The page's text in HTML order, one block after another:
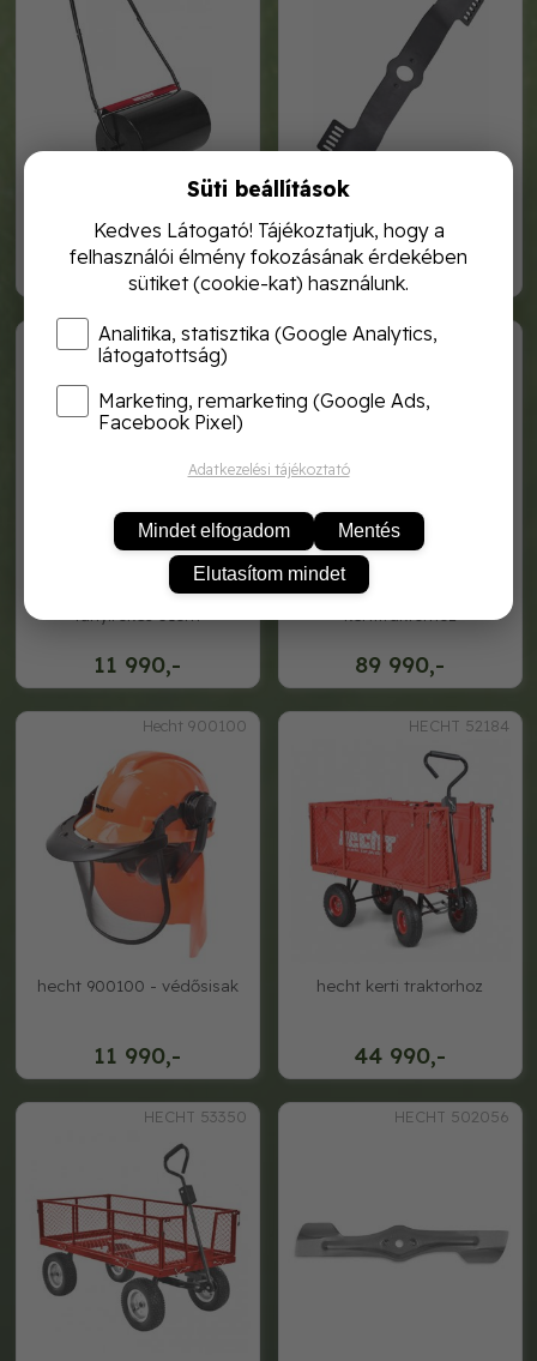
23 990,-
hecht 501 - fűhenger
10 990,-
hecht 502046 - turbo
fűnyírókés 46cm
Hecht 502051
11 990,-
hecht 502051 - turbo
Hecht 53080
89 990,-
hecht 53080 - utánfutó
Hecht 900100
11 990,-
hecht 900100 - védősisak
HECHT 52184
44 990,-
hecht kerti traktorhoz
HECHT 53350 HECHT 502056
Süti beállítások
Kedves Látogató! Tájékoztatjuk, hogy a
felhasználói élmény fokozásának érdekében
sütiket (cookie-kat) használunk.
Analitika, statisztika (Google Analytics,
látogatottság)
Marketing, remarketing (Google Ads,
Facebook Pixel)
Adatkezelési tájékoztató
Mindet elfogadom Mentés
Elutasítom mindet